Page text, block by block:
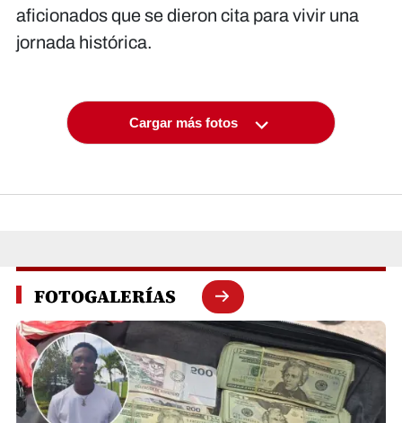
aficionados que se dieron cita para vivir una
jornada histórica.
Cargar más fotos
FOTOGALERÍAS